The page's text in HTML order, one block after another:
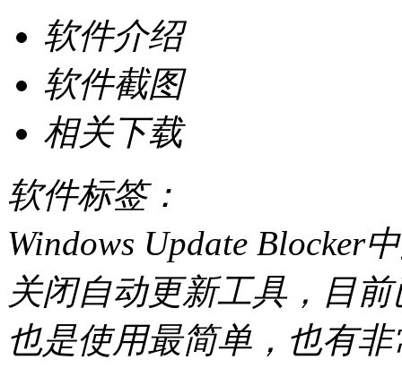
软件介绍
软件截图
相关下载
软件标签：
Windows Update Blocker
关闭自动更新工具，目
也是使用最简单，也有